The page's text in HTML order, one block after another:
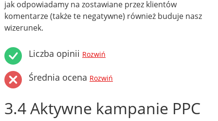
jak odpowiadamy na zostawiane przez klientów
komentarze (także te negatywne) również buduje nasz
wizerunek.
Liczba opinii Rozwiń
Średnia ocena Rozwiń
3.4 Aktywne kampanie PPC